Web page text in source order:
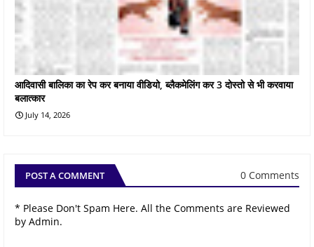
आदिवासी बालिका का रेप कर बनाया वीडियो, ब्लैकमेलिंग कर 3 दोस्तो से भी करवाया
बलात्कार
July 14, 2026
POST A COMMENT 0 Comments
* Please Don't Spam Here. All the Comments are Reviewed
by Admin.